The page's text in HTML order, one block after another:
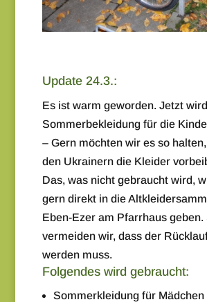
Update 24.3.:
Es ist warm geworden. Jetzt wird
Sommerbekleidung für die
– Gern möchten wir es so
den Ukrainern die Kleider
Das, was nicht gebraucht wird,
gern direkt in die
Eben-Ezer am Pfarrhaus geben.
vermeiden wir, dass der
werden muss.
Folgendes wird gebraucht:
Sommerkleidung für Mädchen